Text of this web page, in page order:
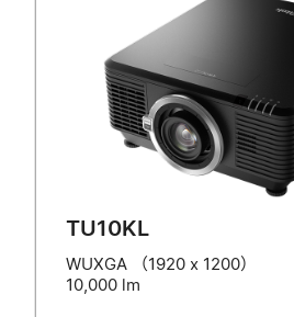
TU10KL
WUXGA （1920 x 1200）
10,000 lm